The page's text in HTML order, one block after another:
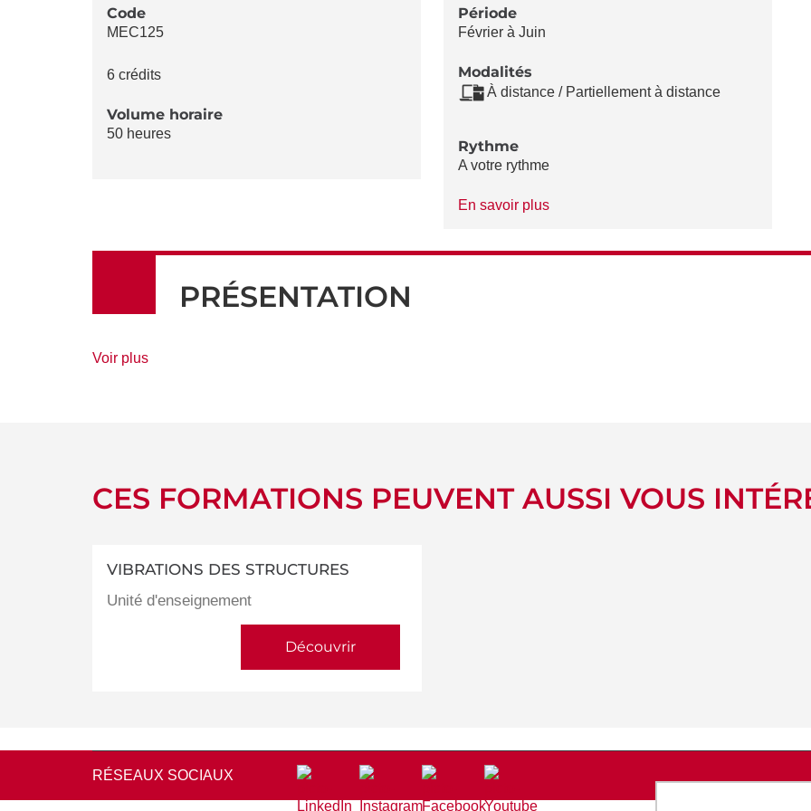
LA
Code
MEC125
6 crédits
Volume horaire
50 heures
Période
Février à Juin
Modalités
À distance / Partiellement à distance
Rythme
A votre rythme
En savoir plusà
Rythme
PRÉSENTATION
Voir plusde
CES FORMATIONS PEUVENT AUSSI VOUS
VIBRATIONS DES STRUCTURES
Unité d'enseignement
Découvrir
RÉSEAUX SOCIAUX